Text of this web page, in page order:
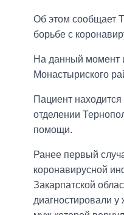
Об этом сообщает
борьбе с
На данный момент
Монастыриского
Пациент
отделении
помощи.
Ранее первый
коронавирусной
Закарпатской
диагностировали